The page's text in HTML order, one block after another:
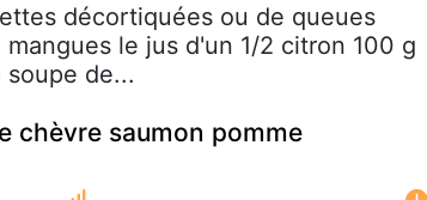
décortiquées ou de queues
le jus d'un 1/2 citron 100 g
soupe de...
chèvre saumon pomme